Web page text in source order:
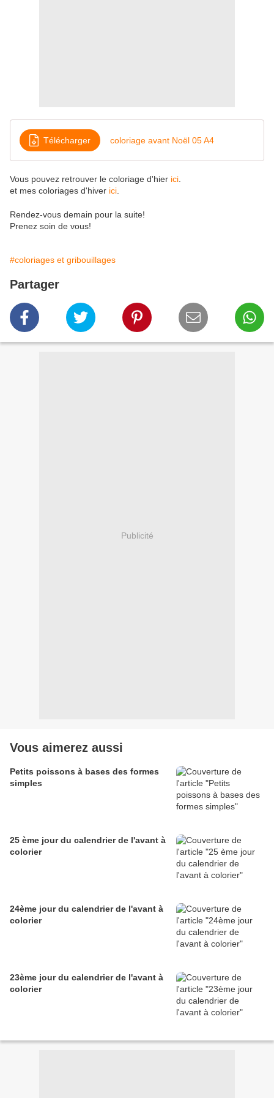
Télécharger coloriage avant Noël 05 A4
Vous pouvez retrouver le coloriage d'hier ici
et mes coloriages d'hiver ici
Rendez-vous demain pour la suite!
Prenez soin de vous!
#coloriages et gribouillages
Partager
Publicité
Vous aimerez aussi
Petits poissons à bases des formes
simples
25 ème jour du calendrier de l'avant à
colorier
24ème jour du calendrier de l'avant à
colorier
23ème jour du calendrier de l'avant à
colorier